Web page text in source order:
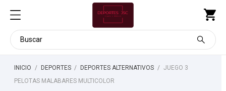
INICIO DEPORTES DEPORTES ALTERNATIVOS
JUEGO 3
PELOTAS MALABARES MULTICOLOR